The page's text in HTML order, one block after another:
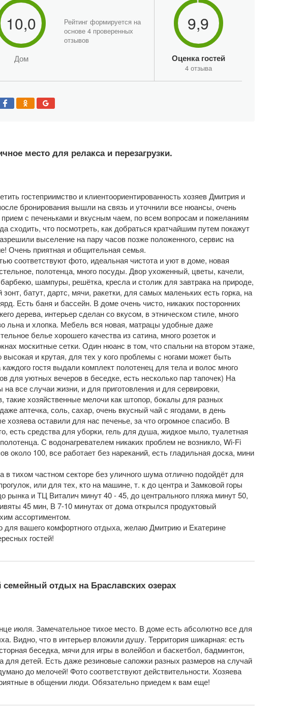
10,0
Дом
Рейтинг формируется на
основе 4 проверенных
отзывов
9,9
Оценка гостей
4 отзыва
место для релакса и перезагрузки.
гостеприимство и клиентоориентированность хозяев Дмитрия и
бронирования вышли на связь и уточнили все нюансы, очень
с печеньками и вкусным чаем, по всем вопросам и пожеланиям
сходить, что посмотреть, как добраться кратчайшим путем покажут
выселение на пару часов позже положенного, сервис на
Очень приятная и общительная семья.
соответствуют фото, идеальная чистота и уют в доме, новая
полотенца, много посуды. Двор ухоженный, цветы, качели,
шампуры, решётка, кресла и столик для завтрака на природе,
батут, дартс, мячи, ракетки, для самых маленьких есть горка, на
Есть баня и бассейн. В доме очень чисто, никаких посторонних
дерева, интерьер сделан со вкусом, в этническом стиле, много
льна и хлопка. Мебель вся новая, матрацы удобные даже
белье хорошего качества из сатина, много розеток и
москитные сетки. Один нюанс в том, что спальни на втором этаже,
высокая и крутая, для тех у кого проблемы с ногами может быть
гостя выдали комплект полотенец для тела и волос много
для уютных вечеров в беседке, есть несколько пар тапочек) На
на все случаи жизни, и для приготовления и для сервировки,
такие хозяйственные мелочи как штопор, бокалы для разных
аптечка, соль, сахар, очень вкусный чай с ягодами, в день
хозяева оставили для нас печенье, за что огромное спасибо. В
есть средства для уборки, гель для душа, жидкое мыло, туалетная
С водонагревателем никаких проблем не возникло, Wi-Fi
около 100, все работает без нареканий, есть гладильная доска, мини
в тихом частном секторе без уличного шума отлично подойдёт для
или для тех, кто на машине, т. к до центра и Замковой горы
рынка и ТЦ Виталич минут 40 - 45, до центрального пляжа минут 50,
45 мин, В 7-10 минутах от дома открылся продуктовый
ассортиментом.
для вашего комфортного отдыха, желаю Дмитрию и Екатерине
гостей!
отдых на Браславских озерах
июля. Замечательное тихое место. В доме есть абсолютно все для
Видно, что в интерьер вложили душу. Территория шикарная: есть
беседка, мячи для игры в волейбол и баскетбол, бадминтон,
для детей. Есть даже резиновые сапожки разных размеров на случай
до мелочей! Фото соответствуют действительности. Хозяева
в общении люди. Обязательно приедем к вам еще!